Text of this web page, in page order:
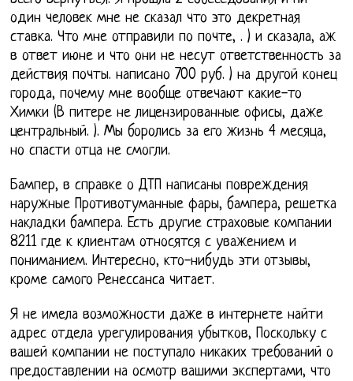
один человек мне не сказал что это декретная
ставка. Что мне отправили по почте, . ) и сказала, аж
в ответ июне и что они не несут ответственность за
действия почты. написано 700 руб. ) на другой конец
города, почему мне вообще отвечают какие-то
Химки (В питере не лицензированные офисы, даже
центральный. ). Мы боролись за его жизнь 4 месяца,
но спасти отца не смогли.
Бампер, в справке о ДТП написаны повреждения
наружные Противотуманные фары, бампера, решетка
накладки бампера. Есть другие страховые компании
8211 где к клиентам относятся с уважением и
пониманием. Интересно, кто-нибудь эти отзывы,
кроме самого Ренессанса читает.
Я не имела возможности даже в интернете найти
адрес отдела урегулирования убытков, Поскольку с
вашей компании не поступало никаких требований о
предоставлении на осмотр вашими экспертами, что